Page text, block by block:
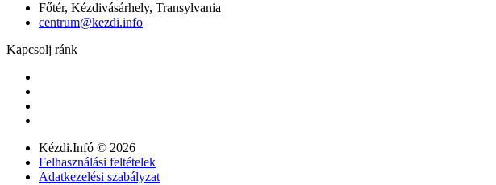
Főtér, Kézdivásárhely, Transylvania
centrum@kezdi.info
Kapcsolj ránk
Kézdi.Infó © 2026
Felhasználási feltételek
Adatkezelési szabályzat